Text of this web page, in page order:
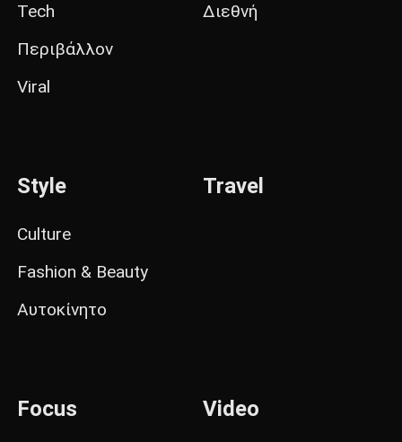
Tech
Περιβάλλον
Viral
Διεθνή
Style
Culture
Fashion & Beauty
Αυτοκίνητο
Travel
Focus Video